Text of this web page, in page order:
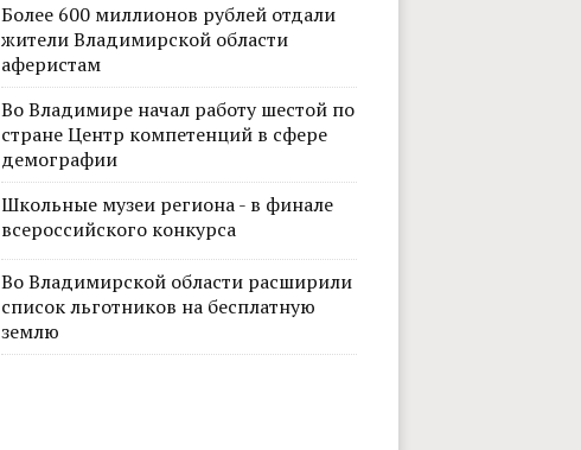
Более 600 миллионов рублей отдали
жители Владимирской области
аферистам
Во Владимире начал работу шестой по
стране Центр компетенций в сфере
демографии
Школьные музеи региона - в финале
всероссийского конкурса
Во Владимирской области расширили
список льготников на бесплатную
землю